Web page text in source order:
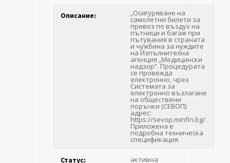
Описание: „Осигуряване на
самолетни билети за
превоз по въздух на
пътници и багаж при
пътувания в страната
и чужбина за нуждите
на Изпълнителна
агенция „Медицински
надзор”. Процедурата
се провежда
електронно, чрез
Системата за
електронно възлагане
на обществени
поръчки (СЕВОП)
адрес:
https://sevop.minfin.bg/.
Приложена е
подробна техническа
спецификация.
Статус: активна